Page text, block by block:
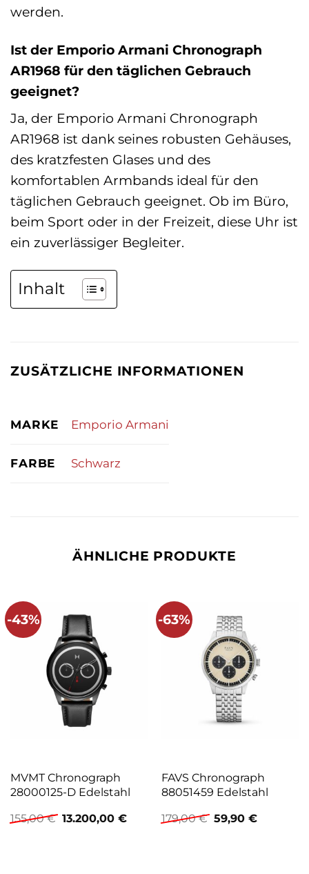
werden.
Ist der Emporio Armani Chronograph
AR1968 für den täglichen Gebrauch
geeignet?
Ja, der Emporio Armani Chronograph
AR1968 ist dank seines robusten Gehäuses,
des kratzfesten Glases und des
komfortablen Armbands ideal für den
täglichen Gebrauch geeignet. Ob im Büro,
beim Sport oder in der Freizeit, diese Uhr ist
ein zuverlässiger Begleiter.
Inhalt
ZUSÄTZLICHE INFORMATIONEN
MARKE Emporio Armani
FARBE Schwarz
ÄHNLICHE PRODUKTE
-43%
MVMT Chronograph
28000125-D Edelstahl
155,00€ Ursprünglicher
13.200,00 €Aktueller
-63%
FAVS Chronograph
88051459 Edelstahl
179,00€ Ursprünglicher
Preis
59,90 €Aktueller